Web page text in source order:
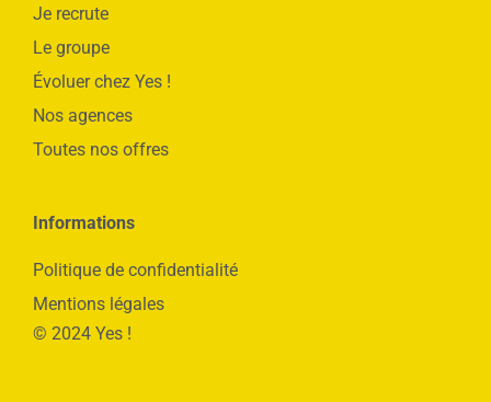
Je recrute
Le groupe
Évoluer chez Yes !
Nos agences
Toutes nos offres
Informations
Politique de confidentialité
Mentions légales
© 2024 Yes !